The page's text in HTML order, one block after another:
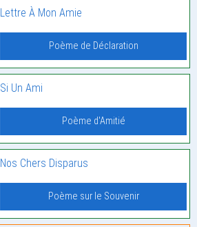
Lettre À Mon Amie
Poème de Déclaration
Si Un Ami
Poème d'Amitié
Nos Chers Disparus
Poème sur le Souvenir